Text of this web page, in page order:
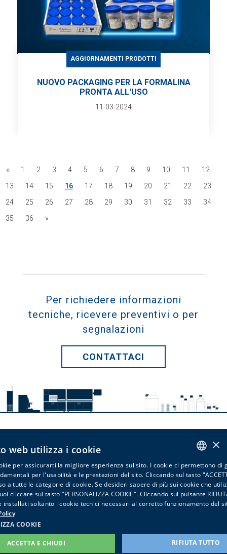
AGGIORNAMENTI PRODOTTI
NUOVO PACKAGING PER LA FORMALINA
PRONTA ALL'USO
11-03-2024
« 1 2 3 4 5 6 7 8 9 10 11
12
13
14 15 16 17 18 19 20 21 22
23
24
25 26 27 28 29 30 31 32 33
34
35
36 »
Per richiedere informazioni
tecniche, ricevere preventivi o per
segnalazioni
CONTATTACI
Bio-Optica Milano Spa
Iscriviti alla newsletter Privacy Cookies
Procedura
Whistleblowing
PIVA - VAT Nr: IT06754140157 T - Tribunale
Milano REA n. 1118800
ITALIAN
ENGLISH
×
web utilizza i cookie
per assicurarti la migliore esperienza sul sito. I cookie ci permettono di
per l'usabilità e le prestazioni del sito. Cliccando sul tasto
a tutte le categorie di cookie. Se desideri sapere di più sui cookie che
cliccare sul tasto "PERSONALIZZA COOKIE". Cliccando sul pulsante
installati soltanto i cookie tecnici necessari al corretto funzionamento del
COOKIE
ACCETTA E CHIUDI RIFIUTA TUTTO